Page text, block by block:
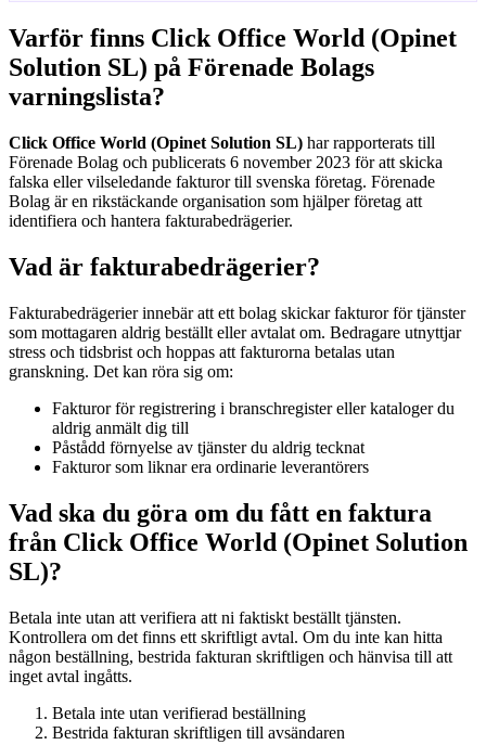
Varför finns Click Office World (Opinet
Solution SL) på Förenade Bolags
varningslista?
Click Office World (Opinet Solution SL) har rapporterats till
Förenade Bolag och publicerats 6 november 2023 för att skicka
falska eller vilseledande fakturor till svenska företag. Förenade
Bolag är en rikstäckande organisation som hjälper företag att
identifiera och hantera fakturabedrägerier.
Vad är fakturabedrägerier?
Fakturabedrägerier innebär att ett bolag skickar fakturor för tjänster
som mottagaren aldrig beställt eller avtalat om. Bedragare utnyttjar
stress och tidsbrist och hoppas att fakturorna betalas utan
granskning. Det kan röra sig om:
Fakturor för registrering i branschregister eller kataloger du
aldrig anmält dig till
Påstådd förnyelse av tjänster du aldrig tecknat
Fakturor som liknar era ordinarie leverantörers
Vad ska du göra om du fått en faktura
från Click Office World (Opinet Solution
SL)?
Betala inte utan att verifiera att ni faktiskt beställt tjänsten.
Kontrollera om det finns ett skriftligt avtal. Om du inte kan hitta
någon beställning, bestrida fakturan skriftligen och hänvisa till att
inget avtal ingåtts.
Betala inte utan verifierad beställning
Bestrida fakturan skriftligen till avsändaren